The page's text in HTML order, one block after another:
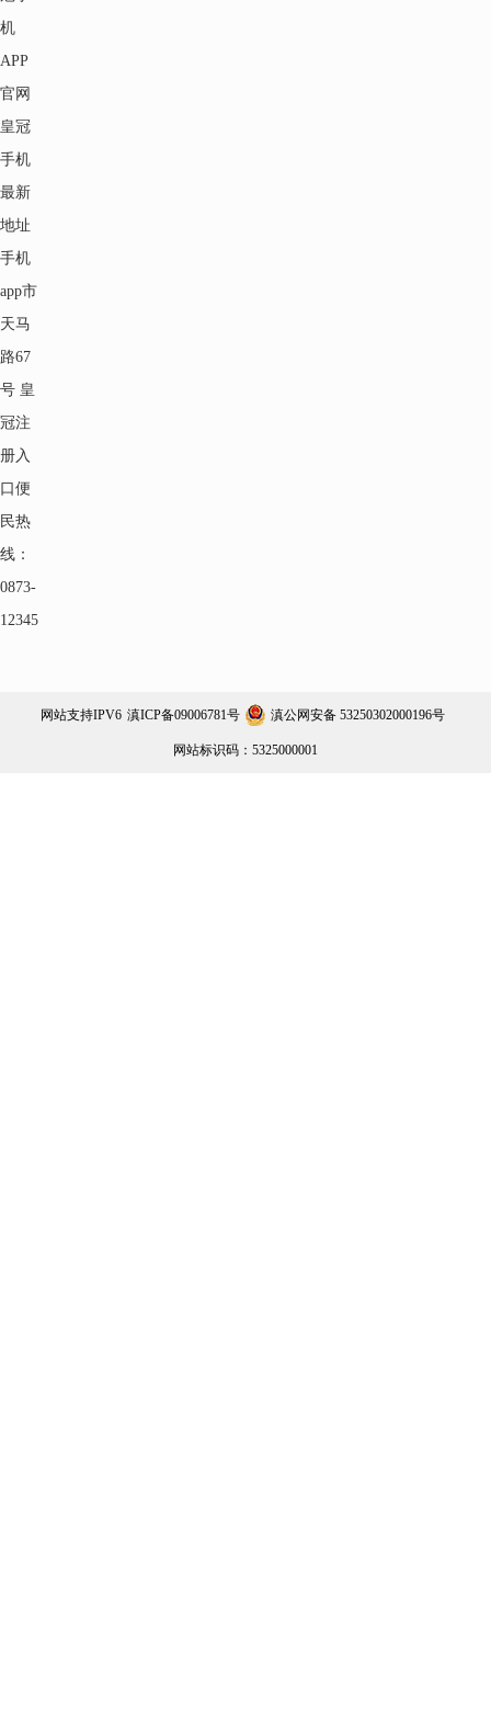
机
APP
官网
皇冠
手机
最新
地址
手机
app市
天马
路67
号 皇
冠注
册入
口便
民热
线：
0873-
12345
网站支持IPV6 滇ICP备09006781号 滇公网安备 53250302000196号
网站标识码：5325000001